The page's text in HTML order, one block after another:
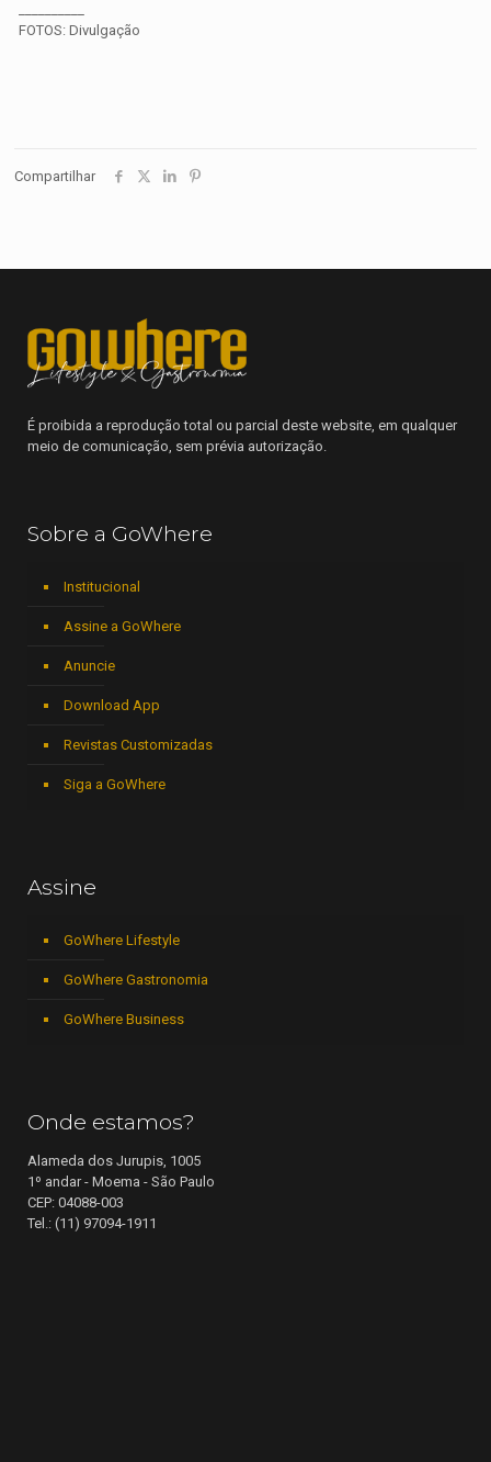
FOTOS: Divulgação
Compartilhar
É proibida a reprodução total ou parcial deste website, em qualquer
meio de comunicação, sem prévia autorização.
Sobre a GoWhere
Institucional
Assine a GoWhere
Anuncie
Download App
Revistas Customizadas
Siga a GoWhere
Assine
GoWhere Lifestyle
GoWhere Gastronomia
GoWhere Business
Onde estamos?
Alameda dos Jurupis, 1005
1º andar - Moema - São Paulo
CEP: 04088-003
Tel.: (11) 97094-1911